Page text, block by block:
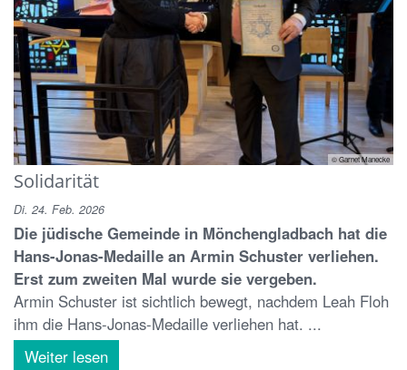
© Garnet Manecke
Solidarität
Di. 24. Feb. 2026
Die jüdische Gemeinde in Mönchengladbach hat die
Hans-Jonas-Medaille an Armin Schuster verliehen.
Erst zum zweiten Mal wurde sie vergeben.
Armin Schuster ist sichtlich bewegt, nachdem Leah Floh
ihm die Hans-Jonas-Medaille verliehen hat. ...
Weiter lesen